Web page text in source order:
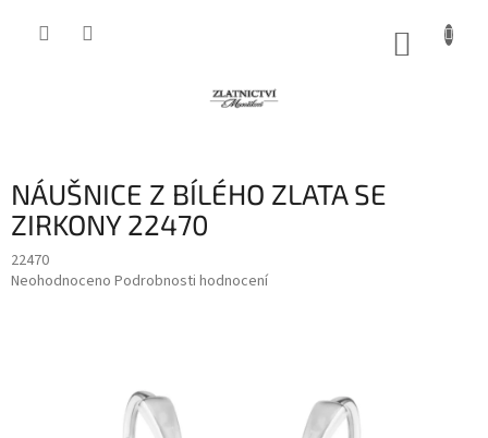
NÁUŠNICE Z BÍLÉHO ZLATA SE
ZIRKONY 22470
22470
Průměrné
Neohodnoceno Podrobnosti hodnocení